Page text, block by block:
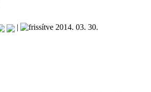
| 2014. 03. 30.